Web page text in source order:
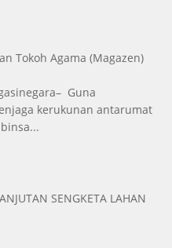
Tokoh Agama (Magazen)
Guna
kerukunan antarumat
SENGKETA LAHAN